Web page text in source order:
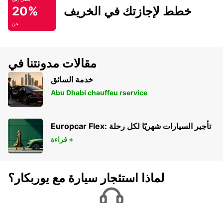
20%
عن
خطط لإجازتك في الخريف
مقالات مدونتنا في
خدمة السائق
Abu Dhabi chauffeu rservice
Europcar Flex: تأجير السيارات شهريًا لكل رحلة
قراءة +
لماذا استئجار سيارة مع يوربكار؟